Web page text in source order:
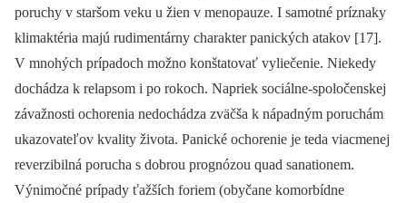
poruchy v staršom veku u žien v menopauze. I samotné príznaky
klimaktéria majú rudimentárny charakter panických atakov [17].
V mnohých prípadoch možno konštatovať vyliečenie. Niekedy
dochádza k relapsom i po rokoch. Napriek sociálne-spoločenskej
závažnosti ochorenia nedochádza zväčša k nápadným poruchám
ukazovateľov kvality života. Panické ochorenie je teda viacmenej
reverzibilná porucha s dobrou prognózou quad sanationem.
Výnimočné prípady ťažších foriem (obyčane komorbídne